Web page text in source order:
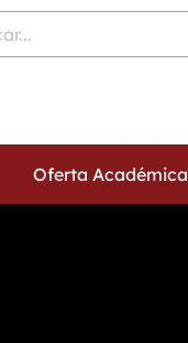
Facultades
Oferta Académica